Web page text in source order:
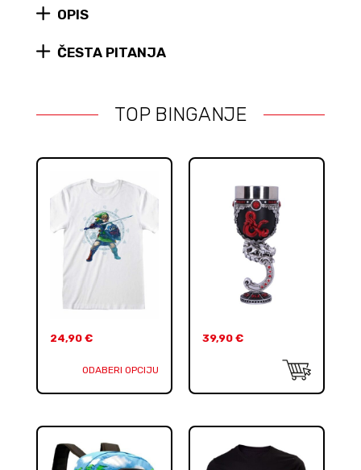
OPIS
ČESTA PITANJA
TOP BINGANJE
24,90 €
ODABERI OPCIJU
39,90 €